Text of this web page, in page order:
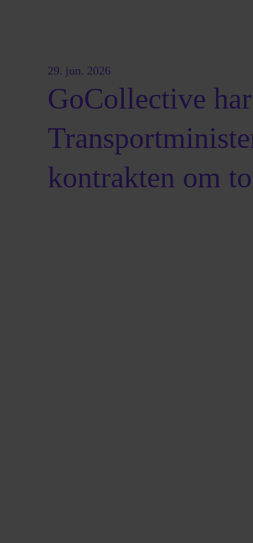
29. jun. 2026
GoCollective
kontrakten om